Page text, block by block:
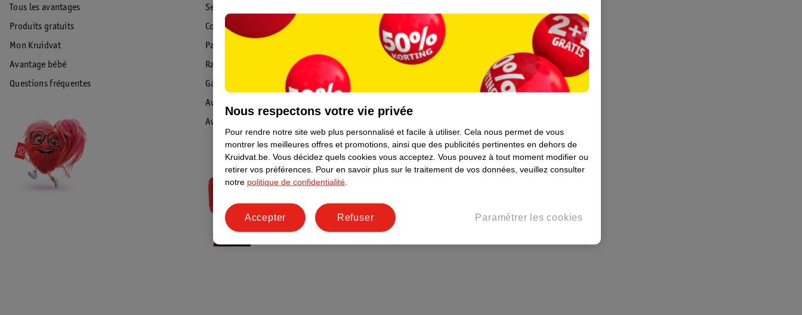
Tous les avantages
Produits gratuits
Mon Kruidvat
Avantage bébé
Questions fréquentes
Service Clientèle
Commande & Livraison
Paiement
Rappel & Retour
Garantie
Avis de sécurité
Avis
Formule commerciale
Coordonnées de l’entreprise
Plus durable
Nous respectons votre vie privée
Pour rendre notre site web plus personnalisé et facile à utiliser. Cela nous permet de vous
montrer les meilleures offres et promotions, ainsi que des publicités pertinentes en dehors de
Kruidvat.be. Vous décidez quels cookies vous acceptez. Vous pouvez à tout moment modifier ou
retirer vos préférences. Pour en savoir plus sur le traitement de vos données, veuillez consulter
notre politique de confidentialité
Paramétrer les cookies
Refuser
Accepter